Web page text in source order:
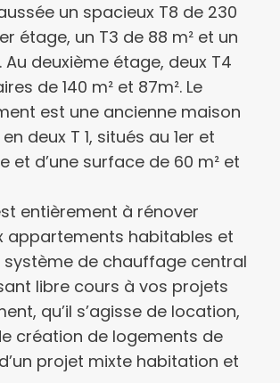
un spacieux T8 de 230
étage, un T3 de 88 m² et un
Au deuxième étage, deux T4
de 140 m² et 87m². Le
est une ancienne maison
deux T 1, situés au 1er et
et d’une surface de 60 m² et
entièrement à rénover
appartements habitables et
système de chauffage central
libre cours à vos projets
qu’il s’agisse de location,
création de logements de
projet mixte habitation et